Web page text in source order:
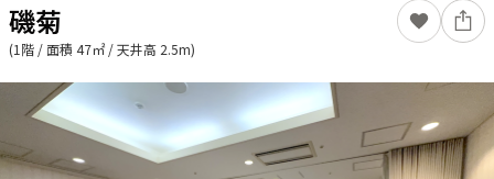
磯菊
(1階 / 面積 47㎡ / 天井高 2.5m)